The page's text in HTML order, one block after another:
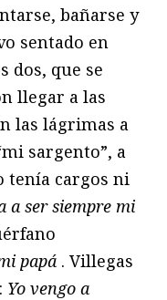
bañarse y
sentado en
dos, que se
llegar a las
las lágrimas a
sargento”, a
tenía cargos ni
a ser siempre mi
papá . Villegas
Yo vengo a